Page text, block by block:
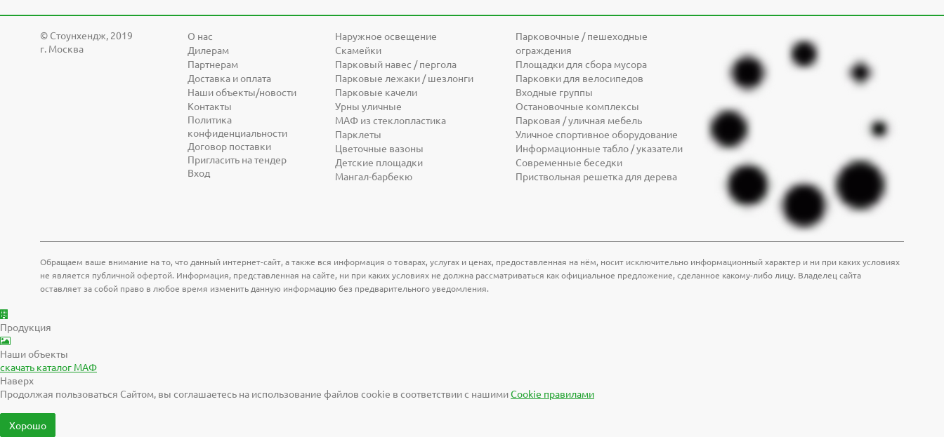
© Cтоунхендж, 2019
г. Москва
О нас
Дилерам
Партнерам
Доставка и оплата
Наши объекты/новости
Контакты
Политика
конфиденциальности
Договор поставки
Пригласить на тендер
Вход
Наружное освещение
Скамейки
Парковый навес / пергола
Парковые лежаки / шезлонги
Парковые качели
Урны уличные
МАФ из стеклопластика
Парклеты
Цветочные вазоны
Детские площадки
Мангал-барбекю
Парковочные / пешеходные
ограждения
Площадки для сбора мусора
Парковки для велосипедов
Входные группы
Остановочные комплексы
Парковая / уличная мебель
Уличное спортивное оборудование
Информационные табло / указатели
Современные беседки
Приствольная решетка для дерева
Обращаем ваше внимание на то, что данный интернет-сайт, а также вся информация о товарах, услугах и ценах, предоставленная на нём, носит исключительно информационный характер и ни при каких условиях
не является публичной офертой. Информация, представленная на сайте, ни при каких условиях не должна рассматриваться как официальное предложение, сделанное какому-либо лицу. Владелец сайта
оставляет за собой право в любое время изменить данную информацию без предварительного уведомления.
Продукция
Наши объекты
скачать каталог МАФ
Наверх
Продолжая пользоваться Сайтом, вы соглашаетесь на использование файлов cookie в соответствии с нашимиCookiе правилами
Хорошо